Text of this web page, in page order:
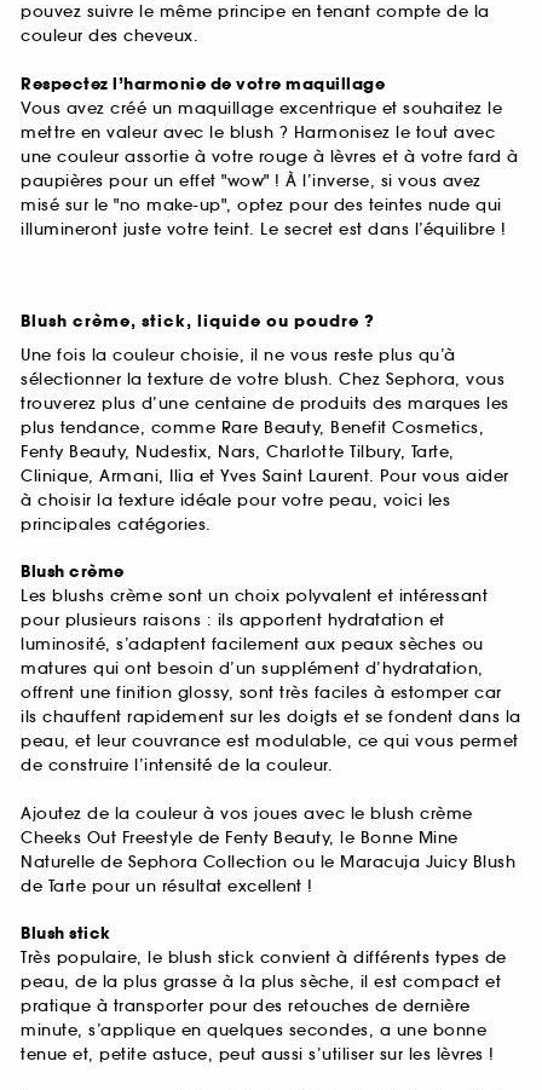
pouvez suivre le même principe en tenant compte de la
couleur des cheveux.
Respectez l’harmonie de votre maquillage
Vous avez créé un maquillage excentrique et souhaitez le
mettre en valeur avec le blush ? Harmonisez le tout avec
une couleur assortie à votre rouge à lèvres et à votre fard à
paupières pour un effet "wow" ! À l’inverse, si vous avez
misé sur le "no make-up", optez pour des teintes nude qui
illumineront juste votre teint. Le secret est dans l’équilibre !
Blush crème, stick, liquide ou poudre ?
Une fois la couleur choisie, il ne vous reste plus qu’à
sélectionner la texture de votre blush. Chez Sephora, vous
trouverez plus d’une centaine de produits des marques les
plus tendance, comme Rare Beauty, Benefit Cosmetics,
Fenty Beauty, Nudestix, Nars, Charlotte Tilbury, Tarte,
Clinique, Armani, Ilia et Yves Saint Laurent. Pour vous aider
à choisir la texture idéale pour votre peau, voici les
principales catégories.
Blush crème
Les blushs crème sont un choix polyvalent et intéressant
pour plusieurs raisons : ils apportent hydratation et
luminosité, s’adaptent facilement aux peaux sèches ou
matures qui ont besoin d’un supplément d’hydratation,
offrent une finition glossy, sont très faciles à estomper car
ils chauffent rapidement sur les doigts et se fondent dans la
peau, et leur couvrance est modulable, ce qui vous permet
de construire l’intensité de la couleur.
Ajoutez de la couleur à vos joues avec le blush crème
Cheeks Out Freestyle de Fenty Beauty, le Bonne Mine
Naturelle de Sephora Collection ou le Maracuja Juicy Blush
de Tarte pour un résultat excellent !
Blush stick
Très populaire, le blush stick convient à différents types de
peau, de la plus grasse à la plus sèche, il est compact et
pratique à transporter pour des retouches de dernière
minute, s’applique en quelques secondes, a une bonne
tenue et, petite astuce, peut aussi s’utiliser sur les lèvres !